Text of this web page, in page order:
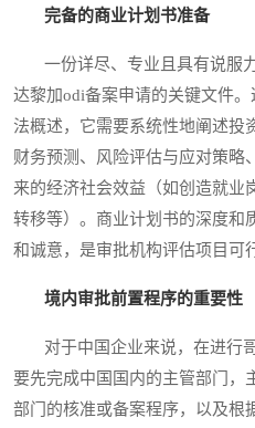
完备的商业计划书准备
一份详尽、专业且具有说服
达黎加odi备案申请的关键文件
法概述，它需要系统性地阐述投
财务预测、风险评估与应对策略
来的经济社会效益（如创造就业
转移等）。商业计划书的深度和
和诚意，是审批机构评估项目可
境内审批前置程序的重要性
对于中国企业来说，在进行
要先完成中国国内的主管部门，
部门的核准或备案程序，以及根